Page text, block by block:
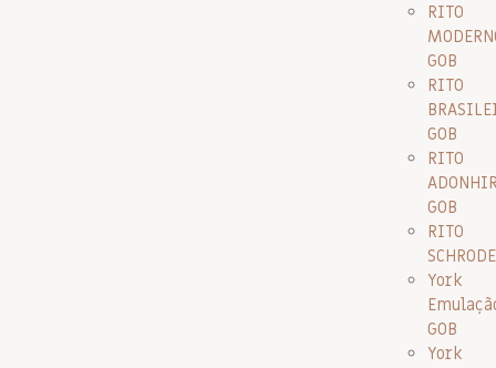
RITO
GOB
RITO
GOB
RITO
GOB
RITO
York
GOB
York